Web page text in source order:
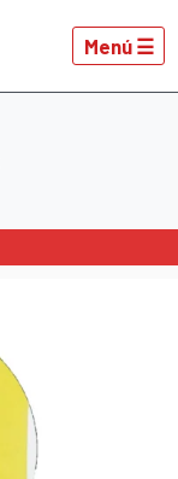
Menú ☰